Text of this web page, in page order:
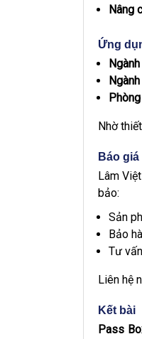
Nâng
Ứng
Nhờ
Báo
Lâm
bảo:
Sản
Bảo
Tư
Liên hệ
Kết bài
Pass